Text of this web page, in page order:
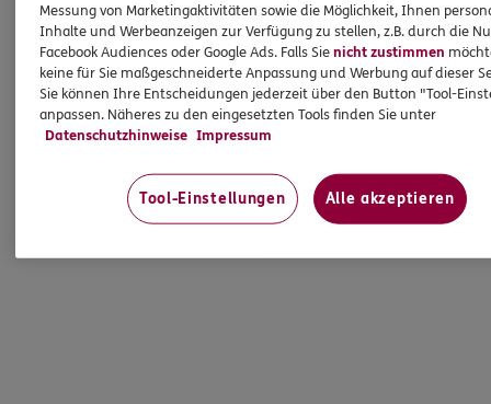
Messung von Marketingaktivitäten sowie die Möglichkeit, Ihnen
Inhalte und Werbeanzeigen zur Verfügung zu stellen, z.B. durch die
Facebook Audiences oder Google Ads. Falls Sienicht zustimmen
keine für Sie maßgeschneiderte Anpassung und Werbung auf dieser
Sie können Ihre Entscheidungen jederzeit über den Button "Tool-
anpassen. Näheres zu den eingesetzten Tools finden Sie unter
Datenschutzhinweise Impressum
Tool-Einstellungen Alle akzeptieren